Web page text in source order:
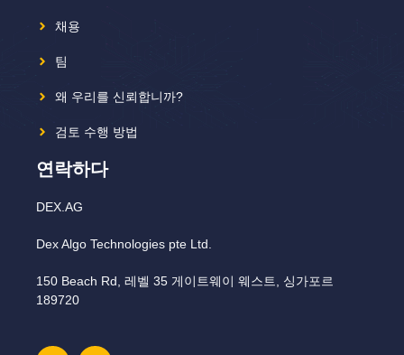
채용
팀
왜 우리를 신뢰합니까?
검토 수행 방법
연락하다
DEX.AG
Dex Algo Technologies pte Ltd.
150 Beach Rd, 레벨 35 게이트웨이 웨스트, 싱가포르
189720